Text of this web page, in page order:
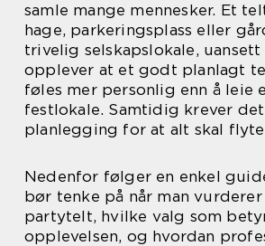
samle mange mennesker. Et
hage, parkeringsplass eller
trivelig selskapslokale,
opplever at et godt planlagt
føles mer personlig enn å leie
festlokale. Samtidig krever
planlegging for at alt skal flyte
Nedenfor følger en enkel
bør tenke på når man vurderer
partytelt, hvilke valg som
opplevelsen, og hvordan